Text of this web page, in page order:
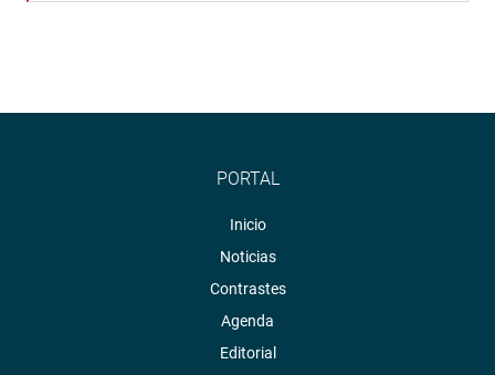
PORTAL
Inicio
Noticias
Contrastes
Agenda
Editorial